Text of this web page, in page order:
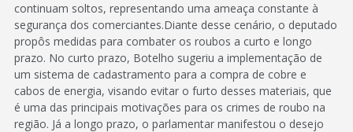
continuam soltos, representando uma ameaça constante à
segurança dos comerciantes.Diante desse cenário, o deputado
propôs medidas para combater os roubos a curto e longo
prazo. No curto prazo, Botelho sugeriu a implementação de
um sistema de cadastramento para a compra de cobre e
cabos de energia, visando evitar o furto desses materiais, que
é uma das principais motivações para os crimes de roubo na
região. Já a longo prazo, o parlamentar manifestou o desejo